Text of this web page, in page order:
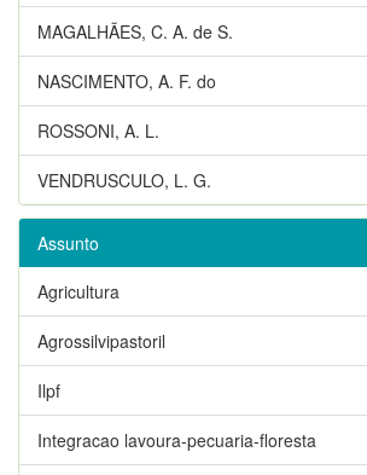
MAGALHÃES, C. A. de S.
NASCIMENTO, A. F. do
ROSSONI, A. L.
VENDRUSCULO, L. G.
Assunto
Agricultura
Agrossilvipastoril
Ilpf
Integracao lavoura-pecuaria-floresta